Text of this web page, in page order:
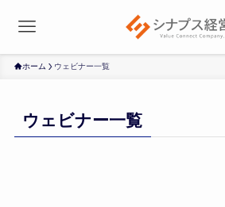
ホーム ウェビナー一覧
ウェビナー一覧